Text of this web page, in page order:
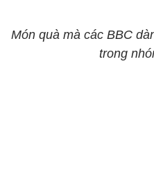
Món quà mà các BBC
trong